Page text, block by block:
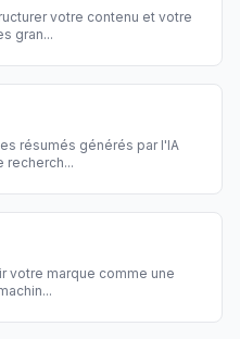
votre contenu et votre
gran...
résumés générés par l'IA
recherch...
votre marque comme une
...